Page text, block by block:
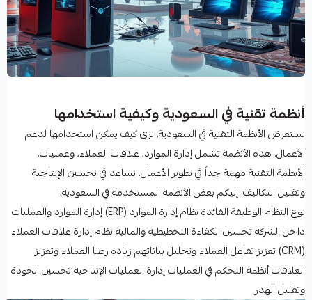
أنظمة تقنية في السعودية وكيفية استخدامها
نستعرض الأنظمة التقنية في السعودية. نرى كيف يمكن استخدامها لدعم
الأعمال. هذه الأنظمة تشمل إدارة الموارد، علاقات العملاء، وعمليات.
الأنظمة التقنية مهمة جداً في تطوير الأعمال. تساعد في تحسين الإنتاجية
وتقليل التكاليف. إليكم بعض الأنظمة المستخدمة في السعودية:
نوع النظام الوظيفة الفائدة نظام إدارة الموارد (ERP) إدارة الموارد والعمليات
داخل الشركة تحسين الكفاءة التخطيطية والمالية نظام إدارة علاقات العملاء
(CRM) تعزيز تفاعل العملاء وتحليل بياناتهم زيادة رضا العملاء وتعزيز
العلاقات أنظمة التحكم في العمليات إدارة العمليات الإنتاجية تحسين الجودة
وتقليل الهدر